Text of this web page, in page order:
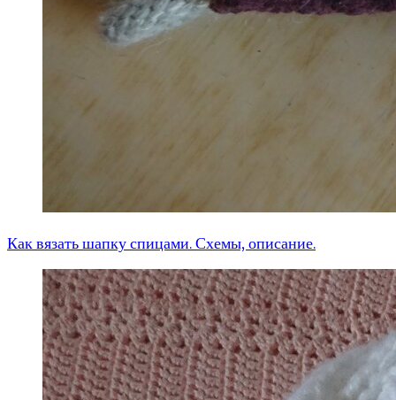
Как вязать шапку спицами. Схемы, описание.